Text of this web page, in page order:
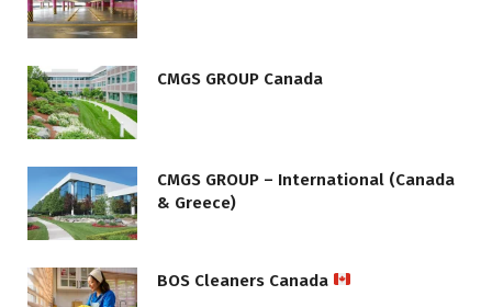
CMGS GROUP Canada
CMGS GROUP – International (Canada
& Greece)
BOS Cleaners Canada